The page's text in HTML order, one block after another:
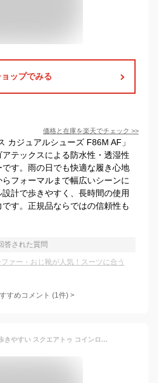
ョップでみる
価格と在庫を楽天でチェック >>
カジュアルシューズ F86M AF」
テックスによる防水性・透湿性
す。雨の日でも快適な履き心地
フォーマルまで幅広いシーンに
計で歩きやすく、長時間の使用
す。正規品ならではの信頼性も
答された質問
ァー・おじ靴が人気！スーツに合う
すめコメント (1件) >
ローファー 疲れない 歩きやすい スクエアトゥ コインローファー 2センチヒール 柔らか レディース 脱げない 痛くない ブラック ベージュ ホワイト 通勤 低反発 かかとクッション オフィス 入学式 卒業式 卒園式